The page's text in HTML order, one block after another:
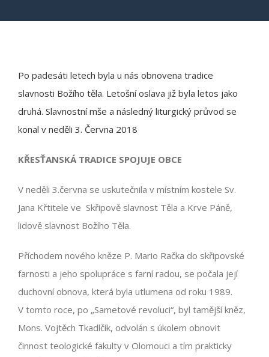
Po padesáti letech byla u nás obnovena tradice
slavnosti Božího těla. Letošní oslava již byla letos jako
druhá. Slavnostní mše a následný liturgický průvod se
konal v neděli 3. Června 2018
KŘESŤANSKÁ TRADICE SPOJUJE OBCE
V neděli 3.června se uskutečnila v místním kostele Sv.
Jana Křtitele ve Skřipově slavnost Těla a Krve Páně,
lidově slavnost Božího Těla.
Příchodem nového kněze P. Mario Račka do skřipovské
farnosti a jeho spolupráce s farní radou, se počala její
duchovní obnova, která byla utlumena od roku 1989.
V tomto roce, po „Sametové revoluci“, byl tamější kněz,
Mons. Vojtěch Tkadlčík, odvolán s úkolem obnovit
činnost teologické fakulty v Olomouci a tím prakticky